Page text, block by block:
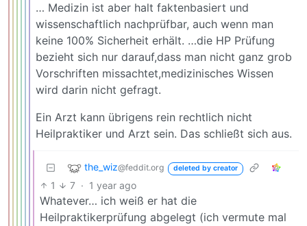
… Medizin ist aber halt faktenbasiert und
wissenschaftlich nachprüfbar, auch wenn man
keine 100% Sicherheit erhält. …die HP Prüfung
bezieht sich nur darauf,dass man nicht ganz grob
Vorschriften missachtet,medizinisches Wissen
wird darin nicht gefragt.
Ein Arzt kann übrigens rein rechtlich nicht
Heilpraktiker und Arzt sein. Das schließt sich aus.
the_wiz@feddit.org deleted by creator
1 7 · 1 year ago
Whatever… ich weiß er hat die
Heilpraktikerprüfung abgelegt (ich vermute mal